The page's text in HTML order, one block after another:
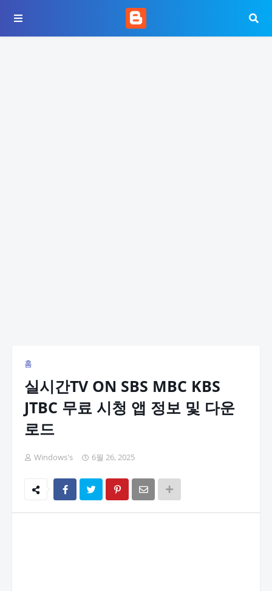
홈
실시간TV ON SBS MBC KBS
JTBC 무료 시청 앱 정보 및 다운
로드
Windows's 6월 26, 2025